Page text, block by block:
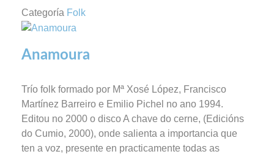
Categoría Folk
Anamoura
Trío folk formado por Mª Xosé López, Francisco
Martínez Barreiro e Emilio Pichel no ano 1994.
Editou no 2000 o disco A chave do cerne, (Edicións
do Cumio, 2000), onde salienta a importancia que
ten a voz, presente en practicamente todas as